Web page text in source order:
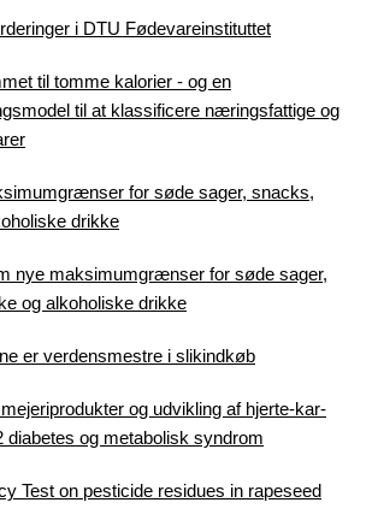
i DTU Fødevareinstituttet
til tomme kalorier - og en
til at klassificere næringsfattige og
for søde sager, snacks,
drikke
nye maksimumgrænser for søde sager,
og alkoholiske drikke
er verdensmestre i slikindkøb
og udvikling af hjerte-kar-
diabetes og metabolisk syndrom
Test on pesticide residues in rapeseed